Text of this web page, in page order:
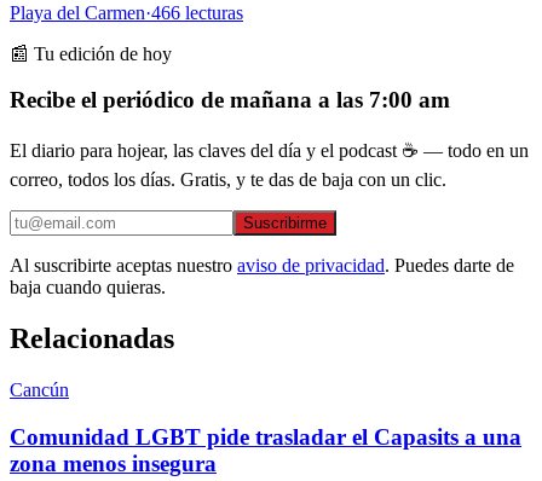
Playa del Carmen·466 lecturas
📰 Tu edición de hoy
Recibe el periódico de mañana a las 7:00 am
El diario para hojear, las claves del día y el podcast ☕ — todo en un
correo, todos los días. Gratis, y te das de baja con un clic.
Suscribirme
Al suscribirte aceptas nuestro aviso de privacidad. Puedes darte de
baja cuando quieras.
Relacionadas
Cancún
Comunidad LGBT pide trasladar el Capasits a una
zona menos insegura